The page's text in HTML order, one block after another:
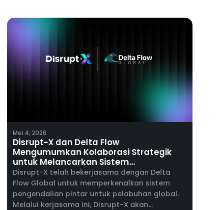
Mei 4, 2026
Disrupt-X dan Delta Flow
Mengumumkan Kolaborasi Strategik
untuk Melancarkan Sistem
Pengendalian Pintar untuk Pelabuhan
Global
Disrupt-X telah bekerjasama dengan Delta
Flow Global untuk memperkenalkan sistem
pengendalian pintar untuk pelabuhan global.
Melalui kerjasama ini, Disrupt-X akan